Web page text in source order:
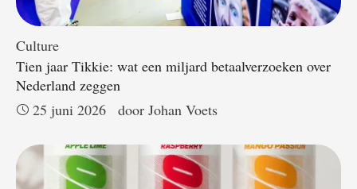
Culture
Tien jaar Tikkie: wat een miljard betaalverzoeken over
Nederland zeggen
25 juni 2026
door Johan Voets